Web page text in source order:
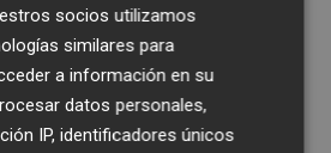
y ya prepara un dron
se hunde y otra sufre daños en un
en el puerto de Valencia
socios utilizamos
similares para
a información en su
datos personales,
IP, identificadores únicos